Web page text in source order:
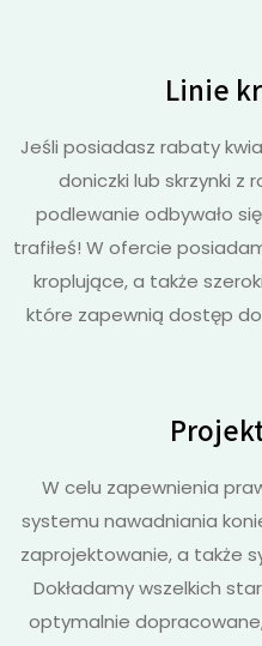
Linie
Jeśli posiadasz rabaty
doniczki lub skrzynki z
podlewanie odbywało
trafiłeś! W ofercie
kroplujące, a także
które zapewnią dostęp
W celu zapewnienia
systemu nawadniania
zaprojektowanie, a także
Dokładamy wszelkich
optymalnie